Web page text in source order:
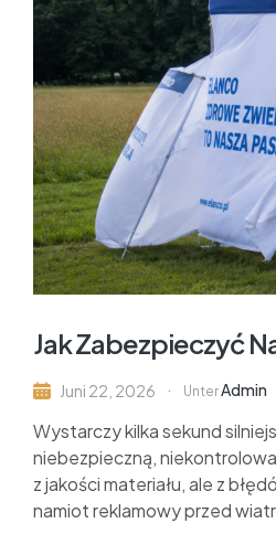
Jak Zabezpieczyć
Juni 22, 2026 UnterAdmin
Wystarczy kilka sekund
niebezpieczną,
z jakości materiału, ale z
namiot reklamowy przed